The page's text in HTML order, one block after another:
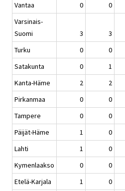
Vantaa
0 0
Varsinais-
Suomi
3 3
Turku
0 0
Satakunta
0 1
Kanta-Häme
2 2
Pirkanmaa
0 0
Tampere
0 0
Päijät-Häme
1 0
Lahti
1 0
Kymenlaakso
0 0
Etelä-Karjala
1 0